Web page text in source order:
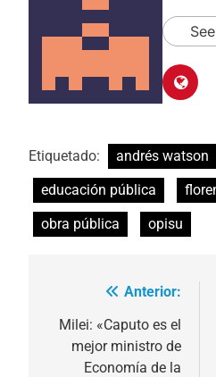
Etiquetado: andrés watson
educación pública
obra pública
opisu
Navegación
de
entradas
Anterior:
Milei: «Caputo es el
mejor ministro de
Economía de la